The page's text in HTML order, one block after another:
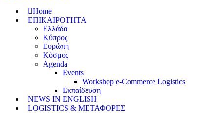
Home
ΕΠΙΚΑΙΡΟΤΗΤΑ
Ελλάδα
Κύπρος
Ευρώπη
Κόσμος
Agenda
Events
Workshop e-Commerce Logistics
Εκπαίδευση
NEWS IN ENGLISH
LOGISTICS & ΜΕΤΑΦΟΡΕΣ